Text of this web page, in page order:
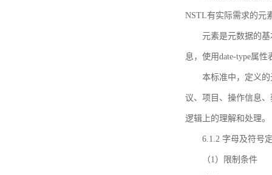
NSTL有实际需求的元
元素是元数据的
息，使用date-type属
本标准中，定义
议、项目、操作信息
逻辑上的理解和处理。
6.1.2 字母及符号
（1）限制条件